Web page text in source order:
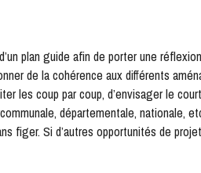
plan guide afin de porter une
de la cohérence aux différents
les coup par coup, d’envisager le
départementale, nationale,
figer. Si d’autres opportunités de